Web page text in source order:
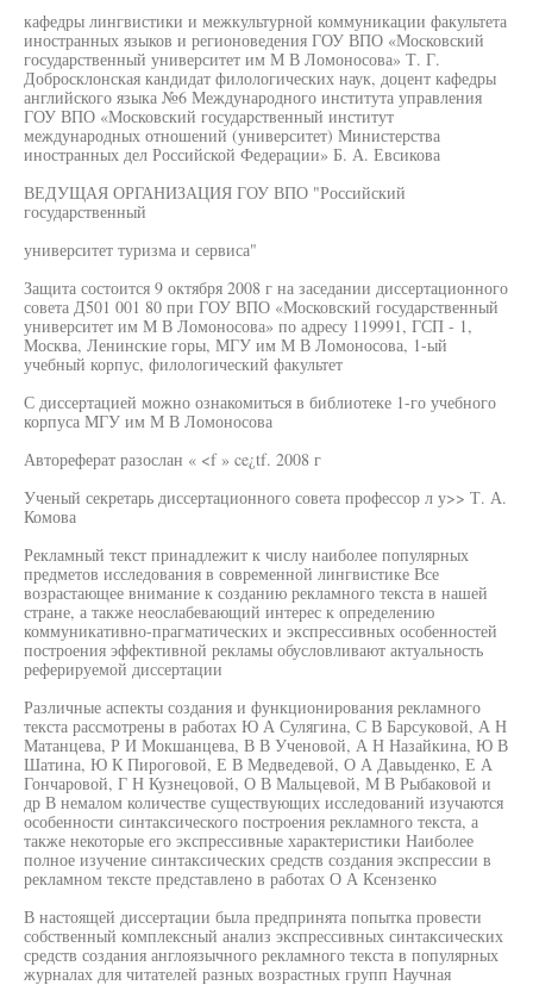
кафедры лингвистики и межкультурной коммуникации факультета
иностранных языков и регионоведения ГОУ ВПО «Московский
государственный университет им М В Ломоносова» Т. Г.
Добросклонская кандидат филологических наук, доцент кафедры
английского языка №6 Международного института управления
ГОУ ВПО «Московский государственный институт
международных отношений (университет) Министерства
иностранных дел Российской Федерации» Б. А. Евсикова
ВЕДУЩАЯ ОРГАНИЗАЦИЯ ГОУ ВПО "Российский
государственный
университет туризма и сервиса"
Защита состоится 9 октября 2008 г на заседании диссертационного
совета Д501 001 80 при ГОУ ВПО «Московский государственный
университет им М В Ломоносова» по адресу 119991, ГСП - 1,
Москва, Ленинские горы, МГУ им М В Ломоносова, 1-ый
учебный корпус, филологический факультет
С диссертацией можно ознакомиться в библиотеке 1-го учебного
корпуса МГУ им М В Ломоносова
Автореферат разослан « <f » ce¿tf. 2008 г
Ученый секретарь диссертационного совета профессор л у>> Т. А.
Комова
Рекламный текст принадлежит к числу наиболее популярных
предметов исследования в современной лингвистике Все
возрастающее внимание к созданию рекламного текста в нашей
стране, а также неослабевающий интерес к определению
коммуникативно-прагматических и экспрессивных особенностей
построения эффективной рекламы обусловливают актуальность
реферируемой диссертации
Различные аспекты создания и функционирования рекламного
текста рассмотрены в работах Ю А Сулягина, С В Барсуковой, А Н
Матанцева, Р И Мокшанцева, В В Ученовой, А Н Назайкина, Ю В
Шатина, Ю К Пироговой, Е В Медведевой, О А Давыденко, Е А
Гончаровой, Г Н Кузнецовой, О В Мальцевой, М В Рыбаковой и
др В немалом количестве существующих исследований изучаются
особенности синтаксического построения рекламного текста, а
также некоторые его экспрессивные характеристики Наиболее
полное изучение синтаксических средств создания экспрессии в
рекламном тексте представлено в работах О А Ксензенко
В настоящей диссертации была предпринята попытка провести
собственный комплексный анализ экспрессивных синтаксических
средств создания англоязычного рекламного текста в популярных
журналах для читателей разных возрастных групп Научная